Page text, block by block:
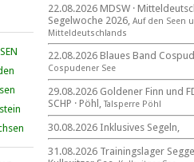
Thüringen · Sachsen Anhalt
Goldener Finn und FD 2026
29. – 30. August 2026
beim SCHP auf der Talsperre
22.08.2026 MDSW ·
Segelwoche 2026, Auf den Seen
Mittel­deut­sch­lands
22.08.2026 Blaues Band
Cospudener See
29.08.2026 Goldener Finn und
SCHP · Pöhl, Talsperre Pöhl
30.08.2026 Inklusives Segeln,
31.08.2026 Trainingslager